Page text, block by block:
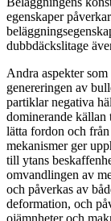
egenskaper
dubbdäckslitage
Andra aspekter
genereringen av
partiklar negativa
dominerande
lätta fordon och
mekanismer ger
till ytans
omvandlingen av
och påverkas av
deformation, och
ojämnheter och